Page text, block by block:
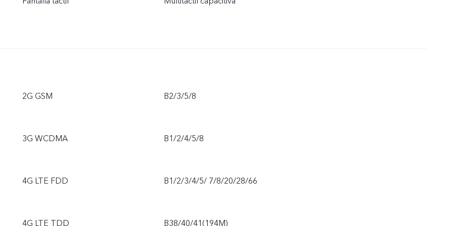
2G GSM B2/3/5/8
3G WCDMA B1/2/4/5/8
4G LTE FDD B1/2/3/4/5/ 7/8/20/28/66
4G LTE TDD B38/40/41(194M)